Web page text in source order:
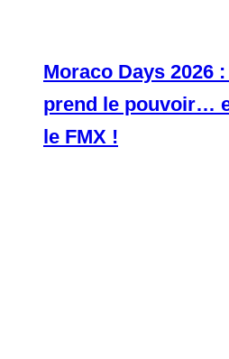
Moraco Days 2026
prend le pouvoir…
le FMX !